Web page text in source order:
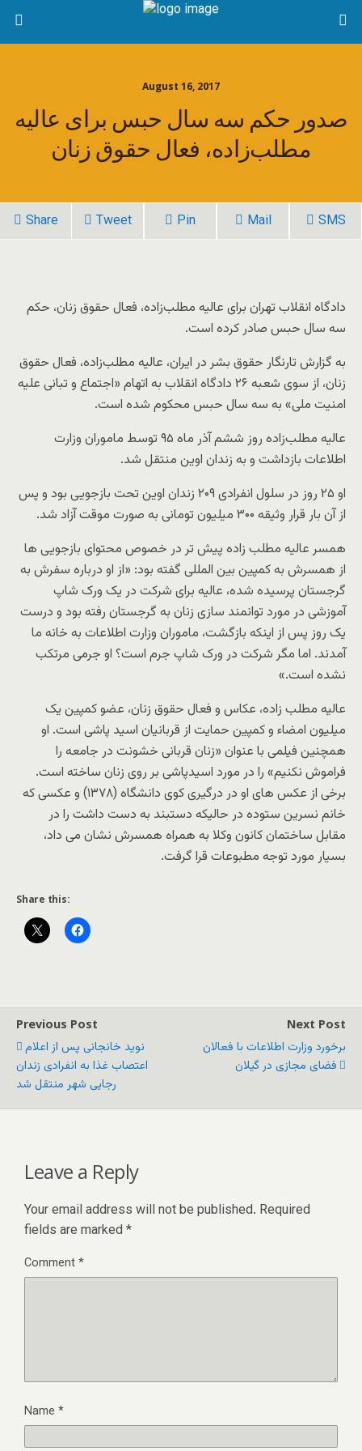
August 16, 2017
صدور حکم سه سال حبس برای عالیه
مطلب‌زاده، فعال حقوق زنان
Share Tweet Pin Mail SMS
دادگاه انقلاب تهران برای عالیه مطلب‌زاده، فعال حقوق زنان، حکم
سه سال حبس صادر کرده است.
به گزارش تارنگار حقوق بشر در ایران، عالیه مطلب‌زاده، فعال حقوق
زنان، از سوی شعبه ۲۶ دادگاه انقلاب به اتهام «اجتماع و تبانی علیه
امنیت ملی» به سه سال حبس محکوم شده است.
عالیه مطلب‌زاده روز ششم آذر ماه ۹۵ توسط ماموران وزارت
اطلاعات بازداشت و به زندان اوین منتقل شد.
او ۲۵ روز در سلول انفرادی ۲۰۹ زندان اوین تحت بازجویی بود و پس
از آن بار قرار وثیقه ۳۰۰ میلیون تومانی به صورت موقت آزاد شد.
همسر عالیه مطلب زاده پیش تر در خصوص محتوای بازجویی ها
از همسرش به کمپین بین المللی گفته بود: «از او درباره سفرش به
گرجستان پرسیده شده، عالیه برای شرکت در یک ورک شاپ
آموزشی در مورد توانمند سازی زنان به گرجستان رفته بود و درست
یک روز پس از اینکه بازگشت، ماموران وزارت اطلاعات به خانه ما
آمدند. اما مگر شرکت در ورک شاپ جرم است؟ او جرمی مرتکب
نشده است.»
عالیه مطلب زاده، عکاس و فعال حقوق زنان، عضو کمپین یک
میلیون امضاء و کمپین حمایت از قربانیان اسید پاشی است. او
همچنین فیلمی با عنوان «زنان قربانی خشونت در جامعه را
فراموش نکنیم» را در مورد اسیدپاشی بر روی زنان ساخته است.
برخی از عکس های او در درگیری کوی دانشگاه (۱۳۷۸) و عکسی که
خانم نسرین ستوده در حالیکه دستبند به دست داشت را در
مقابل ساختمان کانون وکلا به همراه همسرش نشان می داد،
بسیار مورد توجه مطبوعات قرا گرفت.
Share this:
Previous Post
نوید خانجانی پس از اعلام
اعتصاب غذا به انفرادی زندان
رجایی شهر منتقل شد
Next Post
برخورد وزارت اطلاعات با فعالان
فضای مجازی در گیلان
Leave a Reply
Your email address will not be published. Required
fields are marked *
Comment*
Name *